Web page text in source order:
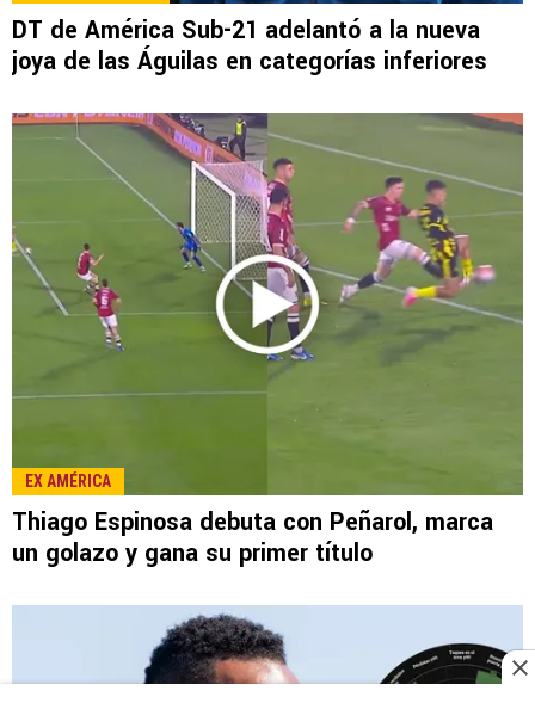
DT de América Sub-21 adelantó a la nueva
joya de las Águilas en categorías inferiores
EX AMÉRICA
Thiago Espinosa debuta con Peñarol, marca
un golazo y gana su primer título